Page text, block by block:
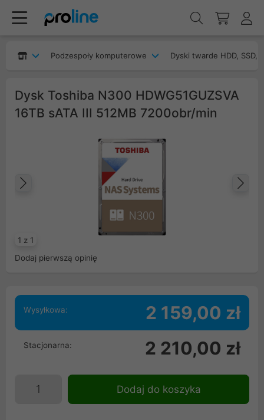
Podzespoły komputerowe Dyski twarde HDD, SSD,
Dysk Toshiba N300 HDWG51GUZSVA
16TB sATA III 512MB 7200obr/min
1 z 1
Poprzedni
Dodaj pierwszą opinię
Wysyłkowa: 2 159,00 zł
Stacjonarna: 2 210,00 zł
Dodaj do koszyka